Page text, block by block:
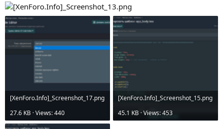
[XenForo.Info]_Screenshot_17.png
27.6 KB · Views: 440
[XenForo.Info]_Screenshot_15.png
45.1 KB · Views: 453